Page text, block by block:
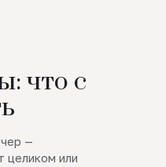
что с
—
целиком или